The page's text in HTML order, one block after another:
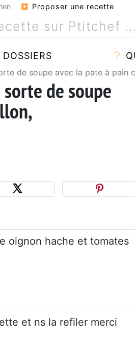
Proposer une recette
DOSSIERS
de soupe avec la pate à pain
de soupe
oignon hache et tomates
et ns la refiler merci